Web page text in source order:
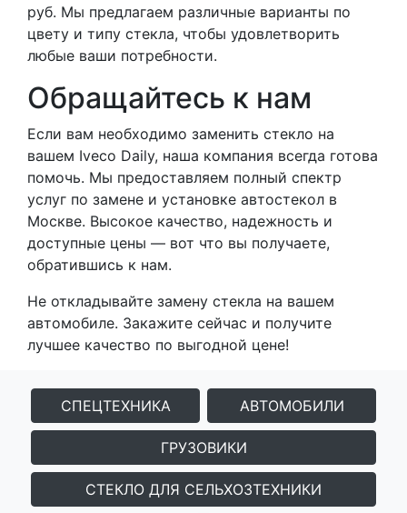
руб. Мы предлагаем различные варианты по
цвету и типу стекла, чтобы удовлетворить
любые ваши потребности.
Обращайтесь к нам
Если вам необходимо заменить стекло на
вашем Iveco Daily, наша компания всегда готова
помочь. Мы предоставляем полный спектр
услуг по замене и установке автостекол в
Москве. Высокое качество, надежность и
доступные цены — вот что вы получаете,
обратившись к нам.
Не откладывайте замену стекла на вашем
автомобиле. Закажите сейчас и получите
лучшее качество по выгодной цене!
СПЕЦТЕХНИКА АВТОМОБИЛИ
ГРУЗОВИКИ
СТЕКЛО ДЛЯ СЕЛЬХОЗТЕХНИКИ